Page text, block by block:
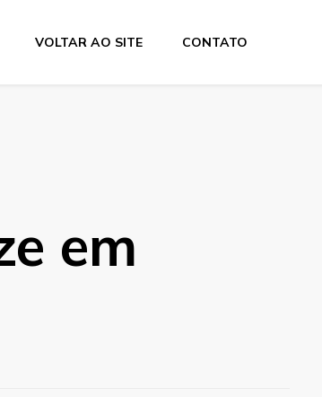
VOLTAR AO SITE CONTATO
em